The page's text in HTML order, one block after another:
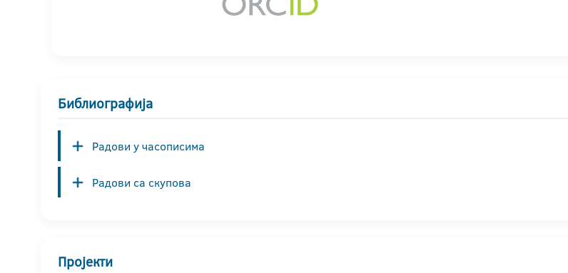
Библиографија
Радови у часописима
Радови са скупова
Пројекти